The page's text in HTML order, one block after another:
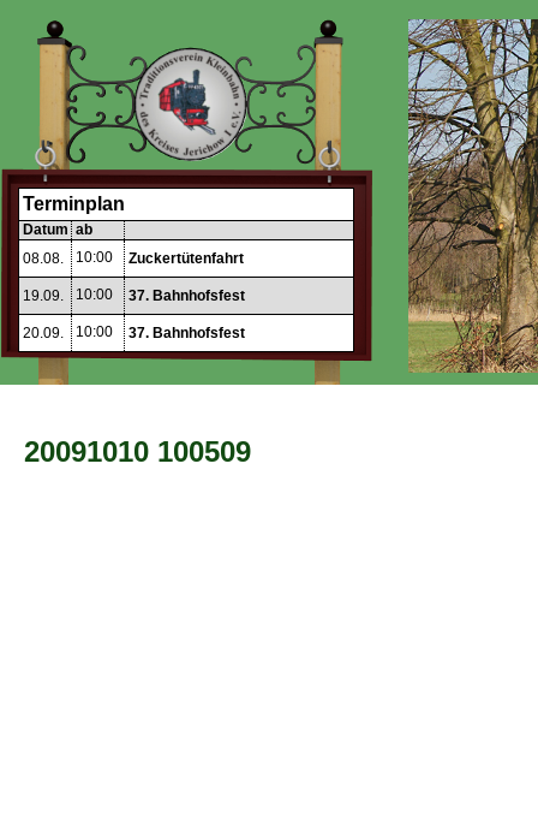
Terminplan
Datum ab
08.08.
10:00 Zuckertütenfahrt
19.09. 10:00 37. Bahnhofsfest
20.09. 10:00 37. Bahnhofsfest
20091010 100509